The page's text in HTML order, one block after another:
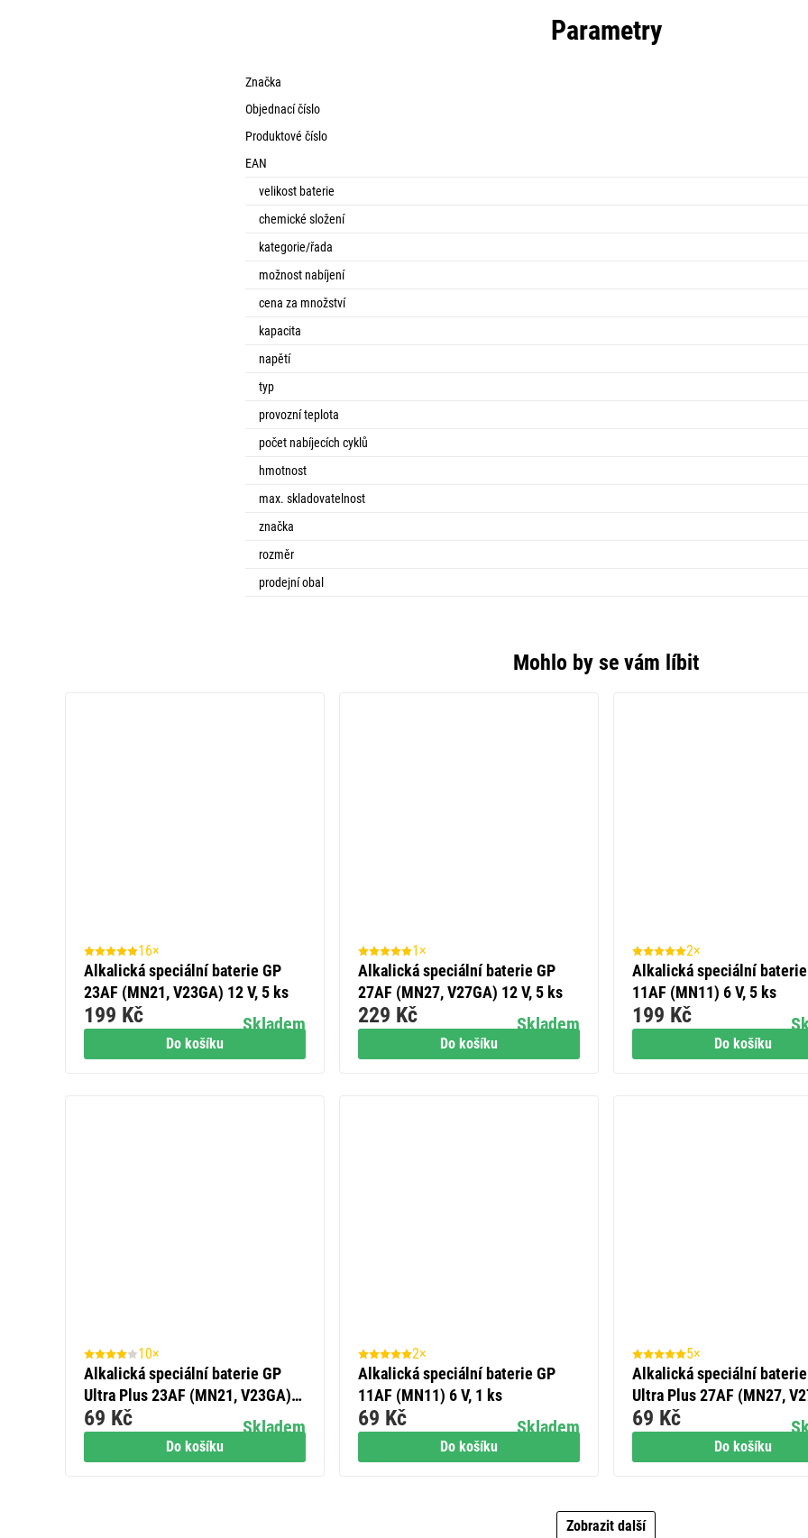
Parametry
Značka
Objednací číslo
Produktové číslo
EAN
velikost baterie
chemické složení
kategorie/řada
možnost nabíjení
cena za množství
kapacita
napětí
typ
provozní teplota
počet nabíjecích cyklů
hmotnost
max. skladovatelnost
značka
rozměr
prodejní obal
Mohlo by se vám líbit
Do košíku
16×
Alkalická speciální baterie GP
23AF (MN21, V23GA) 12 V, 5 ks
Skladem
199 Kč
Do košíku
1×
Alkalická speciální baterie GP
27AF (MN27, V27GA) 12 V, 5 ks
Skladem
229 Kč
Do košíku
2×
Alkalická speciální baterie
11AF (MN11) 6 V, 5 ks
199 Kč
Do košíku
10×
Alkalická speciální baterie GP
Ultra Plus 23AF (MN21, V23GA)
12 V, 1 ks
Skladem
69 Kč
Do košíku
2×
Alkalická speciální baterie GP
11AF (MN11) 6 V, 1 ks
Skladem
69 Kč
Do košíku
5×
Alkalická speciální baterie
Ultra Plus 27AF (MN27,
12 V, 1 ks
69 Kč
Zobrazit další